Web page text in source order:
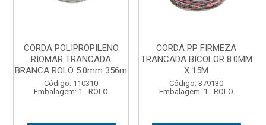
CORDA POLIPROPILENO
RIOMAR TRANCADA
BRANCA ROLO 5.0mm 356m
Código: 110310
Embalagem: 1 - ROLO
CORDA PP FIRMEZA
TRANCADA BICOLOR 8.0MM
X 15M
Código: 379130
Embalagem: 1 - ROLO